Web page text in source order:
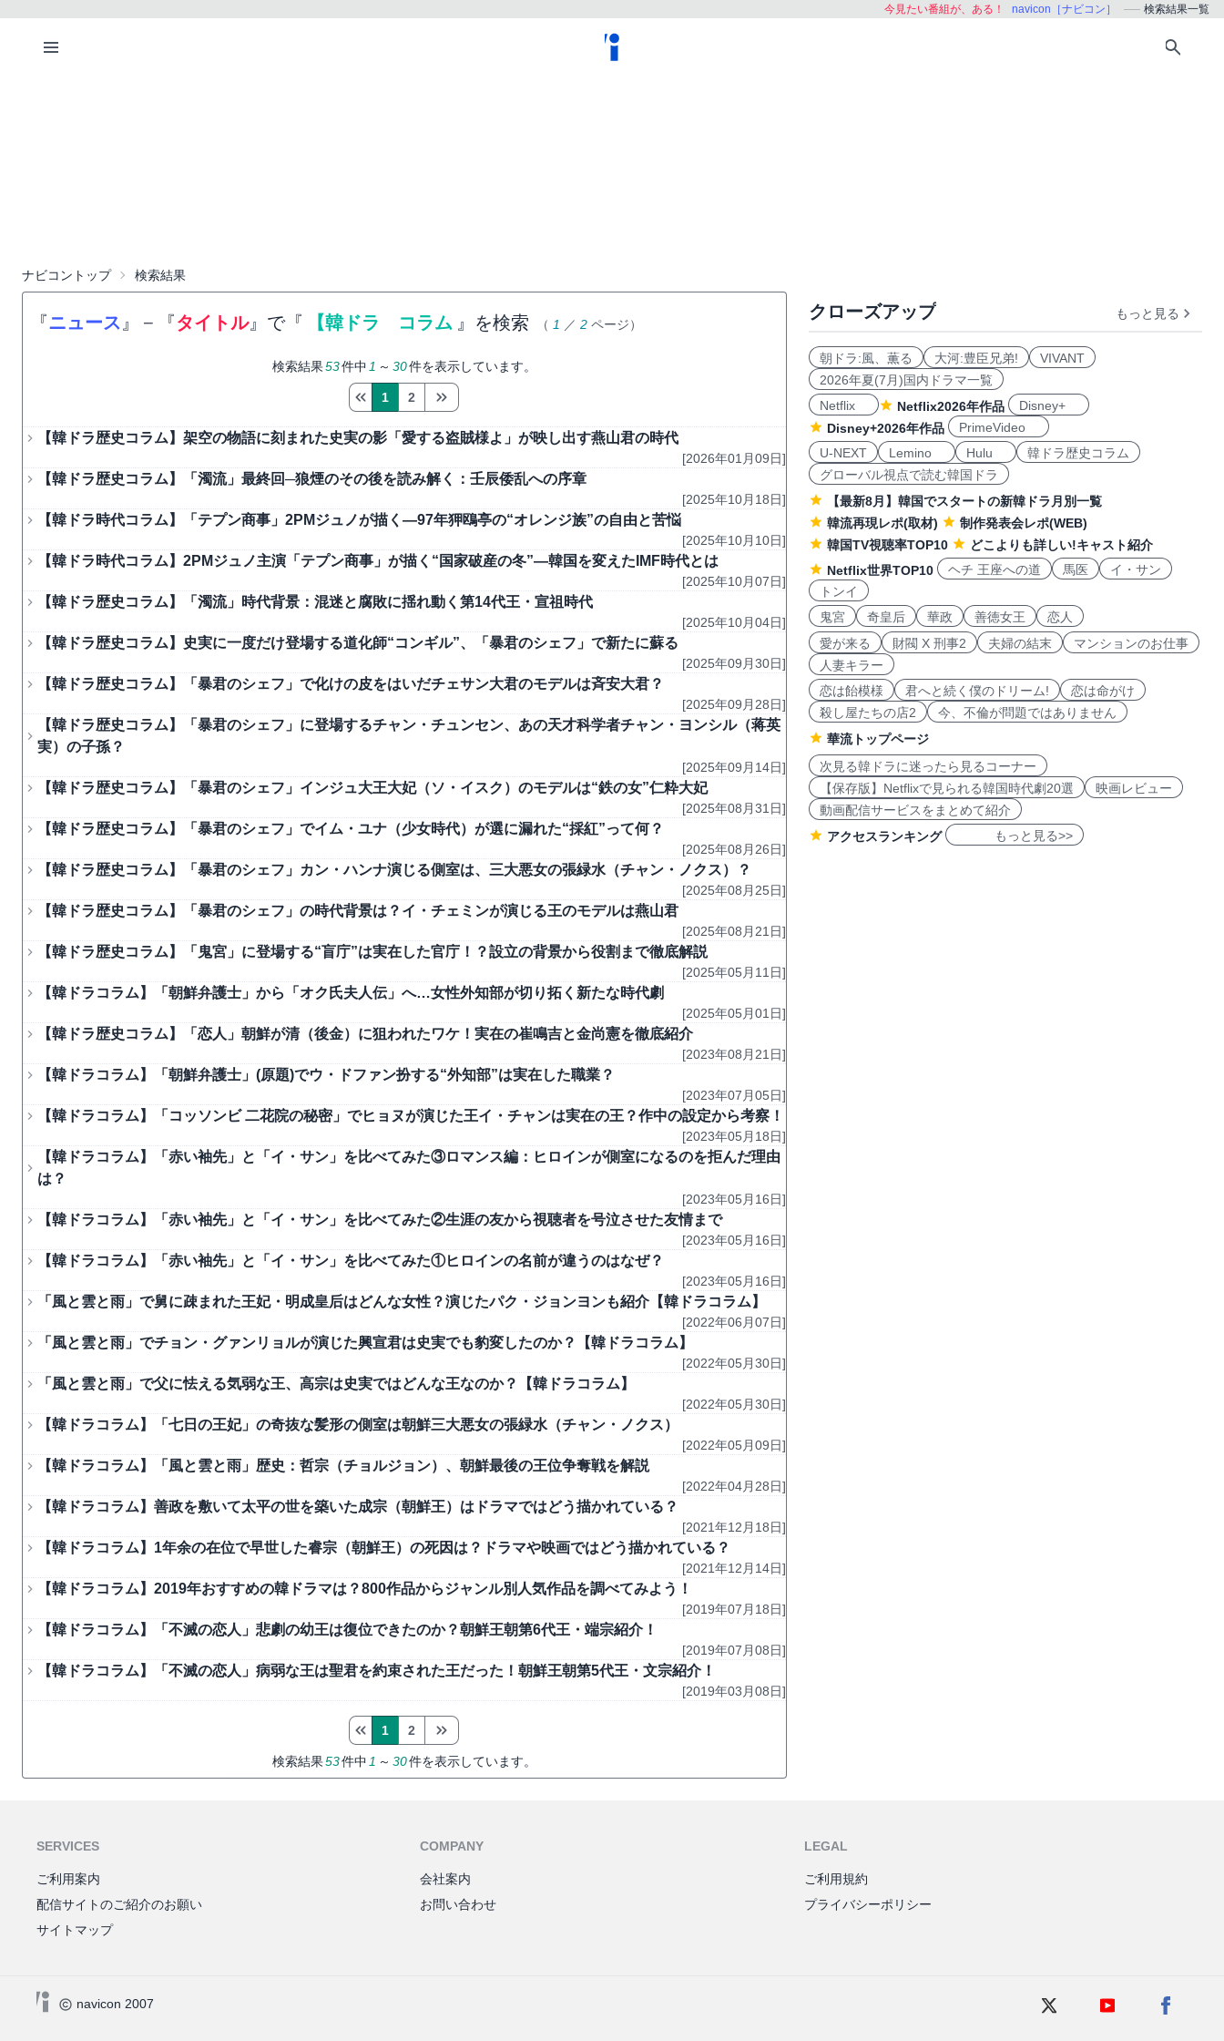
今見たい番組が、ある！ navicon［ナビコン］ 検索結果一覧
ナビコントップ 検索結果
『ニュース 』 − 『タイトル』で『 【韓ドラ コラム 』を検索 （ 1 ／ 2 ページ）
検索結果53件中 1 ～ 30件を表示しています。
1 2
【韓ドラ歴史コラム】架空の物語に刻まれた史実の影「愛する盗賊様よ」が映し出す燕山君の時代
[2026年01月09日]
【韓ドラ歴史コラム】「濁流」最終回─狼煙のその後を読み解く：壬辰倭乱への序章
[2025年10月18日]
【韓ドラ時代コラム】「テプン商事」2PMジュノが描く―97年狎鴎亭の“オレンジ族”の自由と苦悩
[2025年10月10日]
【韓ドラ時代コラム】2PMジュノ主演「テプン商事」が描く“国家破産の冬”―韓国を変えたIMF時代とは
[2025年10月07日]
【韓ドラ歴史コラム】「濁流」時代背景：混迷と腐敗に揺れ動く第14代王・宣祖時代
[2025年10月04日]
【韓ドラ歴史コラム】史実に一度だけ登場する道化師“コンギル”、「暴君のシェフ」で新たに蘇る
[2025年09月30日]
【韓ドラ歴史コラム】「暴君のシェフ」で化けの皮をはいだチェサン大君のモデルは斉安大君？
[2025年09月28日]
【韓ドラ歴史コラム】「暴君のシェフ」に登場するチャン・チュンセン、あの天才科学者チャン・ヨンシル（蒋英
実）の子孫？
[2025年09月14日]
【韓ドラ歴史コラム】「暴君のシェフ」インジュ大王大妃（ソ・イスク）のモデルは“鉄の女”仁粋大妃
[2025年08月31日]
【韓ドラ歴史コラム】「暴君のシェフ」でイム・ユナ（少女時代）が選に漏れた“採紅”って何？
[2025年08月26日]
【韓ドラ歴史コラム】「暴君のシェフ」カン・ハンナ演じる側室は、三大悪女の張緑水（チャン・ノクス）？
[2025年08月25日]
【韓ドラ歴史コラム】「暴君のシェフ」の時代背景は？イ・チェミンが演じる王のモデルは燕山君
[2025年08月21日]
【韓ドラ歴史コラム】「鬼宮」に登場する“盲庁”は実在した官庁！？設立の背景から役割まで徹底解説
[2025年05月11日]
【韓ドラコラム】「朝鮮弁護士」から「オク氏夫人伝」へ…女性外知部が切り拓く新たな時代劇
[2025年05月01日]
【韓ドラ歴史コラム】「恋人」朝鮮が清（後金）に狙われたワケ！実在の崔鳴吉と金尚憲を徹底紹介
[2023年08月21日]
【韓ドラコラム】「朝鮮弁護士」(原題)でウ・ドファン扮する“外知部”は実在した職業？
[2023年07月05日]
【韓ドラコラム】「コッソンビ 二花院の秘密」でヒョヌが演じた王イ・チャンは実在の王？作中の設定から考察！
[2023年05月18日]
【韓ドラコラム】「赤い袖先」と「イ・サン」を比べてみた③ロマンス編：ヒロインが側室になるのを拒んだ理由
は？
[2023年05月16日]
【韓ドラコラム】「赤い袖先」と「イ・サン」を比べてみた②生涯の友から視聴者を号泣させた友情まで
[2023年05月16日]
【韓ドラコラム】「赤い袖先」と「イ・サン」を比べてみた①ヒロインの名前が違うのはなぜ？
[2023年05月16日]
「風と雲と雨」で舅に疎まれた王妃・明成皇后はどんな女性？演じたパク・ジョンヨンも紹介【韓ドラコラム】
[2022年06月07日]
「風と雲と雨」でチョン・グァンリョルが演じた興宣君は史実でも豹変したのか？【韓ドラコラム】
[2022年05月30日]
「風と雲と雨」で父に怯える気弱な王、高宗は史実ではどんな王なのか？【韓ドラコラム】
[2022年05月30日]
【韓ドラコラム】「七日の王妃」の奇抜な髪形の側室は朝鮮三大悪女の張緑水（チャン・ノクス）
[2022年05月09日]
【韓ドラコラム】「風と雲と雨」歴史：哲宗（チョルジョン）、朝鮮最後の王位争奪戦を解説
[2022年04月28日]
【韓ドラコラム】善政を敷いて太平の世を築いた成宗（朝鮮王）はドラマではどう描かれている？
[2021年12月18日]
【韓ドラコラム】1年余の在位で早世した睿宗（朝鮮王）の死因は？ドラマや映画ではどう描かれている？
[2021年12月14日]
【韓ドラコラム】2019年おすすめの韓ドラマは？800作品からジャンル別人気作品を調べてみよう！
[2019年07月18日]
【韓ドラコラム】「不滅の恋人」悲劇の幼王は復位できたのか？朝鮮王朝第6代王・端宗紹介！
[2019年07月08日]
【韓ドラコラム】「不滅の恋人」病弱な王は聖君を約束された王だった！朝鮮王朝第5代王・文宗紹介！
[2019年03月08日]
検索結果53件中 1 ～ 30件を表示しています。
1 2
クローズアップ もっと見る
朝ドラ:風、薫る 大河:豊臣兄弟!
VIVANT
2026年夏(7月)国内ドラマ一覧
Netflix
Netflix2026年作品
Disney+
Disney+2026年作品
PrimeVideo
U-NEXT
Lemino Hulu
韓ドラ歴史コラム
グローバル視点で読む韓国ドラ
【最新8月】韓国でスタートの新韓ドラ月別一覧
韓流再現レポ(取材)
制作発表会レポ(WEB)
韓国TV視聴率TOP10
どこよりも詳しい!キャスト紹介
Netflix世界TOP10
ヘチ 王座への道 馬医
イ・サン
トンイ
鬼宮
奇皇后 華政 善徳女王
恋人
愛が来る
財閥 X 刑事2 夫婦の結末
マンションのお仕事
人妻キラー
恋は飴模様
君へと続く僕のドリーム!
恋は命がけ
殺し屋たちの店2
今、不倫が問題ではありません
華流トップページ
次見る韓ドラに迷ったら見るコーナー
【保存版】Netflixで見られる韓国時代劇20選
映画レビュー
動画配信サービスをまとめて紹介
アクセスランキング
もっと見る>>
SERVICES
ご利用案内
配信サイトのご紹介のお願い
サイトマップ
COMPANY
会社案内
お問い合わせ
LEGAL
ご利用規約
プライバシーポリシー
navicon 2007